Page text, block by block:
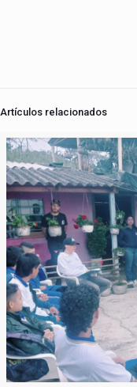
Artículos relacionados